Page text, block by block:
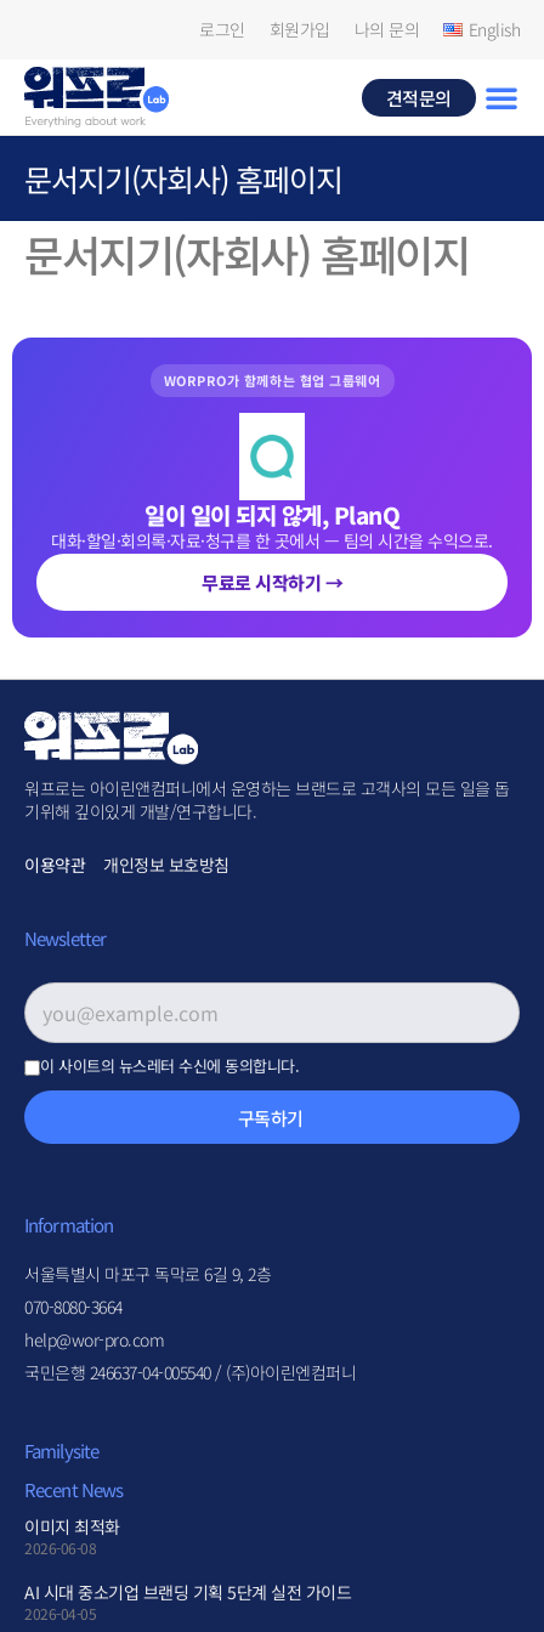
로그인 회원가입 나의 문의 English
견적문의
문서지기(자회사) 홈페이지
문서지기(자회사) 홈페이지
WORPRO가 함께하는 협업 그룹웨어
일이 일이 되지 않게, PlanQ
대화·할일·회의록·자료·청구를 한 곳에서 — 팀의 시간을 수익으로.
무료로 시작하기 →
워프로는 아이린앤컴퍼니에서 운영하는 브랜드로 고객사의 모든 일을 돕
기위해 깊이있게 개발/연구합니다.
이용약관 개인정보 보호방침
Newsletter
이메일 주소*
이 사이트의 뉴스레터 수신에 동의합니다.
구독하기
Information
서울특별시 마포구 독막로 6길 9, 2층
070-8080-3664
help@wor-pro.com
국민은행 246637-04-005540 / (주)아이린엔컴퍼니
Familysite
Recent News
이미지 최적화
2026-06-08
AI 시대 중소기업 브랜딩 기획 5단계 실전 가이드
2026-04-05